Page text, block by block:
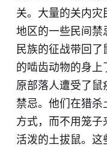
关。大量的关内
地区的一些民间禁
民族的征战带回
的啮齿动物的身
原部落人遭受了
禁忌。他们在猎
方式，而不用笼
活泼的土拔鼠。这